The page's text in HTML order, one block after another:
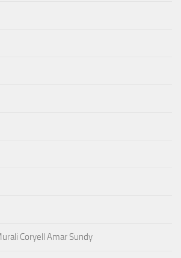
Coryell Amar Sundy